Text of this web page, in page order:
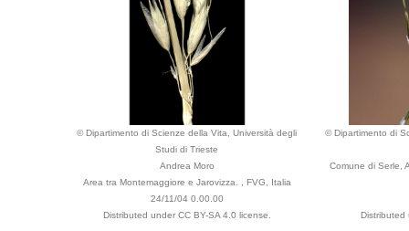
© Dipartimento di Scienze della Vita, Università degli
Studi di Trieste
Andrea Moro
Area tra Montemaggiore e Jarovizza. , FVG, Italia
24/11/04 0.00.00
Distributed under CC BY-SA 4.0 license.
© Dipartimento di
Comune di Serle,
Distributed